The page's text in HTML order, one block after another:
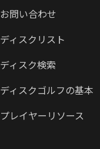
お問い合わせ
ディスクリスト
ディスク検索
ディスクゴルフの基本
プレイヤーリソース